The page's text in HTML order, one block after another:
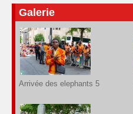
Galerie
Arrivée des elephants 5